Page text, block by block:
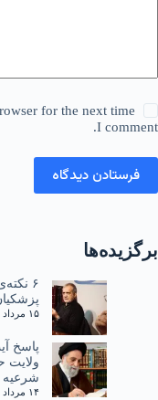
for the next time
I comment.
فرستادن دیدگاه
برگزیده‌ها
۱۵ مرداد ۱۴۰۵
پاسخ
ولایت
۱۴ مرداد ۱۴۰۵